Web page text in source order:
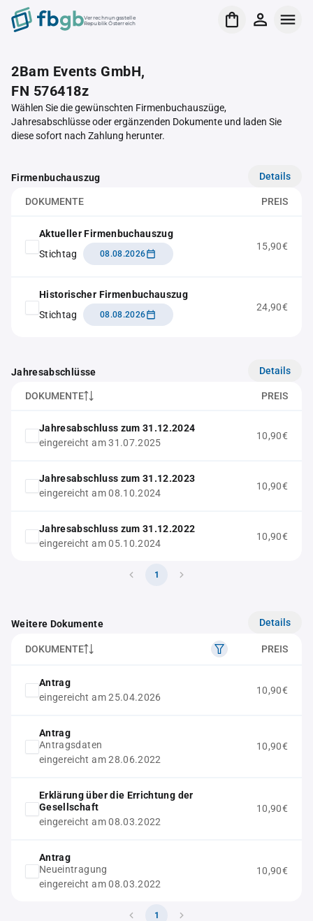
Verrechnungsstelle
Republik Österreich
2Bam Events GmbH,
FN 576418z
Wählen Sie die gewünschten Firmenbuchauszüge,
Jahresabschlüsse oder ergänzenden Dokumente und laden Sie
diese sofort nach Zahlung herunter.
Firmenbuchauszug Details
DOKUMENTE PREIS
Aktueller Firmenbuchauszug
Stichtag
08.08.2026
15,90€
Historischer Firmenbuchauszug
Stichtag
08.08.2026
24,90€
Jahresabschlüsse Details
DOKUMENTE PREIS
Jahresabschluss zum 31.12.2024
eingereicht am 31.07.2025
10,90€
Jahresabschluss zum 31.12.2023
eingereicht am 08.10.2024
10,90€
Jahresabschluss zum 31.12.2022
eingereicht am 05.10.2024
10,90€
1
Weitere Dokumente Details
DOKUMENTE PREIS
Antrag
eingereicht am 25.04.2026
10,90€
Antrag
Antragsdaten
eingereicht am 28.06.2022
10,90€
Erklärung über die Errichtung der
Gesellschaft
eingereicht am 08.03.2022
10,90€
Antrag
Neueintragung
eingereicht am 08.03.2022
10,90€
1